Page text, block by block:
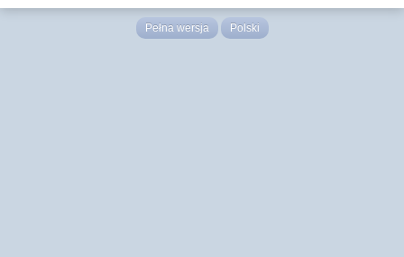
Pełna wersja Polski